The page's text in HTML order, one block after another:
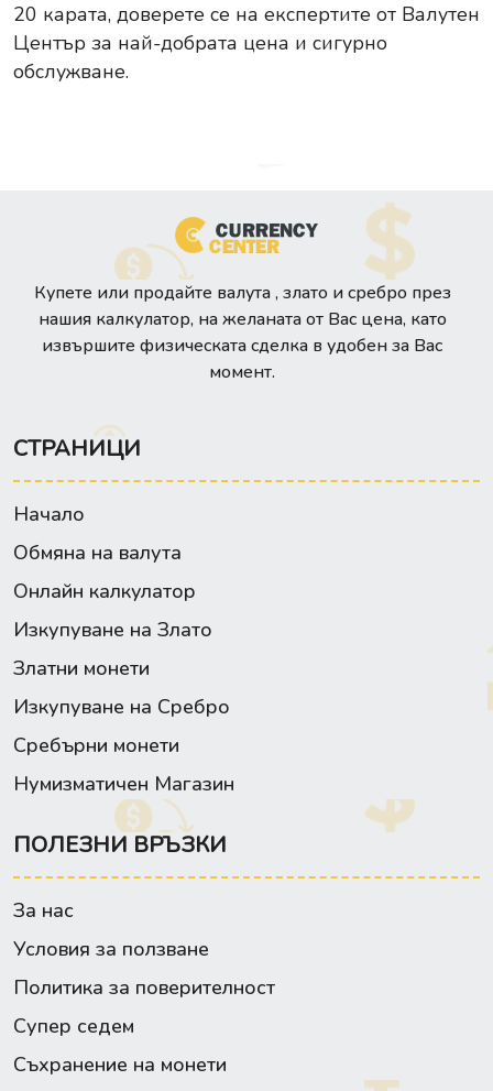
20 карата, доверете се на експертите от Валутен
Център за най-добрата цена и сигурно
обслужване.
Купете или продайте валута , злато и сребро през
нашия калкулатор, на желаната от Вас цена, като
извършите физическата сделка в удобен за Вас
момент.
СТРАНИЦИ
Начало
Обмяна на валута
Онлайн калкулатор
Изкупуване на Злато
Златни монети
Изкупуване на Сребро
Сребърни монети
Нумизматичен Магазин
ПОЛЕЗНИ ВРЪЗКИ
За нас
Условия за ползване
Политика за поверителност
Супер седем
Съхранение на монети